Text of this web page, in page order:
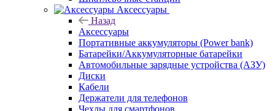
Аксессуары
Назад
Аксессуары
Портативные аккумуляторы (Power bank)
Батарейки/Аккумуляторные батарейки
Автомобильные зарядные устройства (АЗУ)
Диски
Кабели
Держатели для телефонов
Чехлы для смартфонов